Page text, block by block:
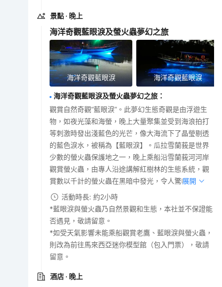
景點 · 晚上
海洋奇觀藍眼淚及螢火蟲夢幻之旅
海洋奇觀藍眼淚 海洋奇觀藍眼淚
海洋奇觀藍眼淚及螢火蟲夢幻之旅 ：
觀賞自然奇觀“藍眼淚”。此夢幻生態奇觀是由浮遊生
物，如夜光藻和海螢，晚上大量聚集並受到海浪拍打
等刺激時發出淺藍色的光芒，像大海流下了晶瑩剔透
的藍色淚水，被稱為【藍眼淚】。瓜拉雪蘭莪是世界
少數的螢火蟲保護地之一，晚上乘船沿雪蘭莪河河岸
觀賞螢火蟲，由專人沿途講解紅樹林的生態系統，觀
賞數以千計的螢火蟲在黑暗中發光，令人驚嘆。
展開
活動時長: 約2小時
*藍眼淚與螢火蟲乃自然景觀和生態，本社並不保證能
否遇見，敬請留意。
*如受天氣影響未能乘船觀賞老鷹、藍眼淚與螢火蟲，
則改為前往馬來西亞迷你模型館（包入門票），敬請
留意。
酒店 · 晚上